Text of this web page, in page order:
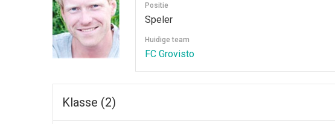
Positie
Speler
Huidige team
FC Grovisto
Klasse (2)